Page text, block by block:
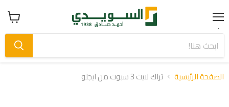
Menu عرض
سلة
الصفحة الرئيسية تراك لايت 3 سبوت من ايجلو